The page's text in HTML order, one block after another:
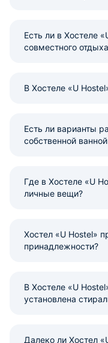
Есть ли в Хостеле
совместного
В Хостеле «U
Есть ли варианты
собственной
Где в Хостеле «U
личные вещи?
Хостел «U Hostel»
принадлежности?
В Хостеле «U
установлена
Далеко ли Хостел